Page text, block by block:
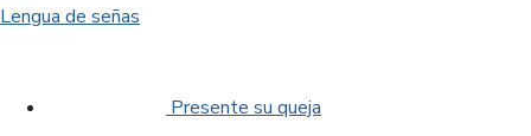
Lengua de señas
Presente su queja